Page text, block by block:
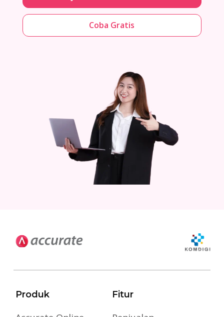
Coba Gratis
Produk Fitur